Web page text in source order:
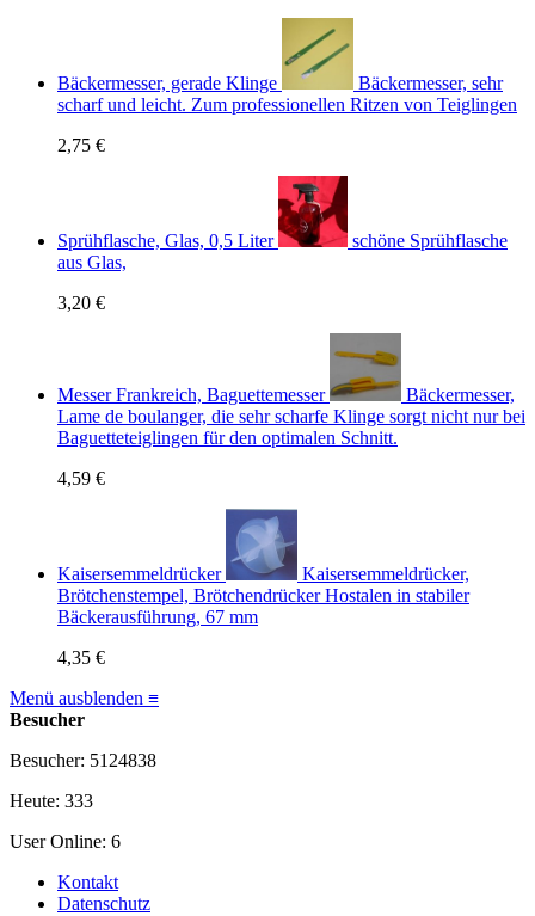
Bäckermesser, gerade Klinge
Bäckermesser, sehr
scharf und leicht. Zum professionellen Ritzen von Teiglingen
2,75 €
Sprühflasche, Glas, 0,5 Liter
schöne Sprühflasche
aus Glas,
3,20 €
Messer Frankreich, Baguettemesser
Bäckermesser,
Lame de boulanger, die sehr scharfe Klinge sorgt nicht nur bei
Baguetteteiglingen für den optimalen Schnitt.
4,59 €
Kaisersemmeldrücker
Kaisersemmeldrücker,
Brötchenstempel, Brötchendrücker Hostalen in stabiler
Bäckerausführung, 67 mm
4,35 €
Menü ausblenden ≡
Besucher
Besucher: 5124838
Heute: 333
User Online: 6
Kontakt
Datenschutz